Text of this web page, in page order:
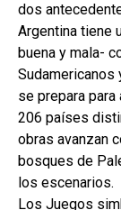
dos
Argentina tiene
buena y mala-
Sudamericanos
se prepara
206 países
obras avanzan
bosques de
los escenarios.
Los Juegos